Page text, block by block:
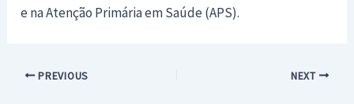
e na Atenção Primária em Saúde (APS).
Post PREVIOUS NEXT